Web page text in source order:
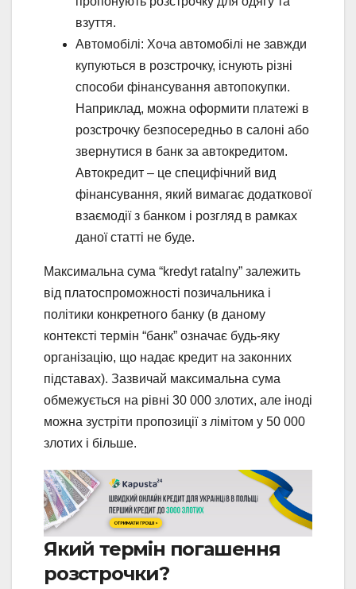
взуття.
Автомобілі: Хоча автомобілі не завжди
купуються в розстрочку, існують різні
способи фінансування автопокупки.
Наприклад, можна оформити платежі в
розстрочку безпосередньо в салоні або
звернутися в банк за автокредитом.
Автокредит – це специфічний вид
фінансування, який вимагає додаткової
взаємодії з банком і розгляд в рамках
даної статті не буде.
Максимальна сума “kredyt ratalny” залежить
від платоспроможності позичальника і
політики конкретного банку (в даному
контексті термін “банк” означає будь-яку
організацію, що надає кредит на законних
підставах). Зазвичай максимальна сума
обмежується на рівні 30 000 злотих, але іноді
можна зустріти пропозиції з лімітом у 50 000
злотих і більше.
Який термін погашення
розстрочки?